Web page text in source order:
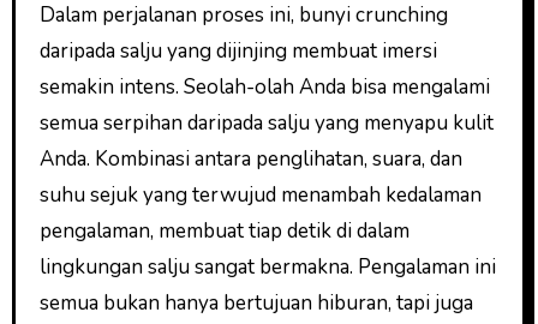
Dalam perjalanan proses ini, bunyi crunching
daripada salju yang dijinjing membuat imersi
semakin intens. Seolah-olah Anda bisa mengalami
semua serpihan daripada salju yang menyapu kulit
Anda. Kombinasi antara penglihatan, suara, dan
suhu sejuk yang terwujud menambah kedalaman
pengalaman, membuat tiap detik di dalam
lingkungan salju sangat bermakna. Pengalaman ini
semua bukan hanya bertujuan hiburan, tapi juga